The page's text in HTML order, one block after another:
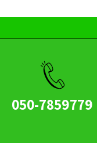
050-7859779